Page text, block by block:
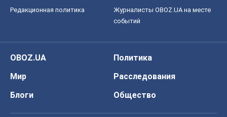
Редакционная политика
Журналисты OBOZ.UA на месте
событий
OBOZ.UA
Политика
Мир
Расследования
Блоги
Общество